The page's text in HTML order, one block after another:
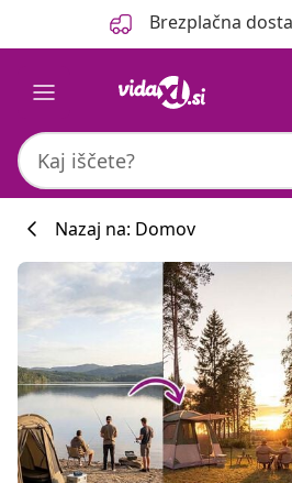
Brezplačna
Nazaj na: Domov